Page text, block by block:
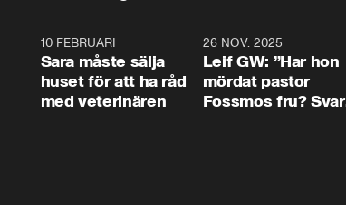
10 FEBRUARI
Sara måste sälja
huset för att ha råd
med veterinären
26 NOV. 2025
Leif GW: ”Har hon
mördat pastor
Fossmos fru? Svar